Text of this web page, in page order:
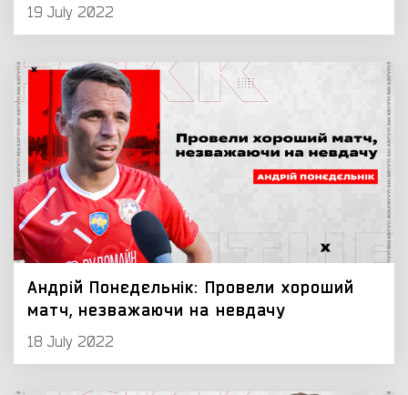
19 July 2022
Андрій Понєдєльнік: Провели хороший
матч, незважаючи на невдачу
18 July 2022